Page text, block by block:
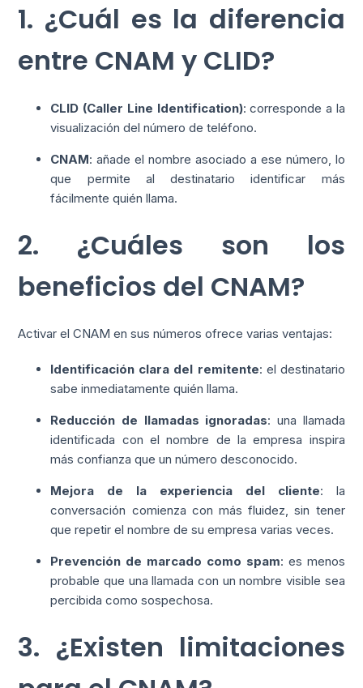
1. ¿Cuál es la diferencia
entre CNAM y CLID?
CLID (Caller Line Identification): corresponde a la
visualización del número de teléfono.
CNAM: añade el nombre asociado a ese número, lo
que permite al destinatario identificar más
fácilmente quién llama.
2. ¿Cuáles son los
beneficios del CNAM?
Activar el CNAM en sus números ofrece varias ventajas:
Identificación clara del remitente: el destinatario
sabe inmediatamente quién llama.
Reducción de llamadas ignoradas: una llamada
identificada con el nombre de la empresa inspira
más confianza que un número desconocido.
Mejora de la experiencia del cliente: la
conversación comienza con más fluidez, sin tener
que repetir el nombre de su empresa varias veces.
Prevención de marcado como spam: es menos
probable que una llamada con un nombre visible sea
percibida como sospechosa.
3. ¿Existen limitaciones